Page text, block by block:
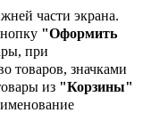
части экрана.
"Оформить
при
товаров, значками
из "Корзины"